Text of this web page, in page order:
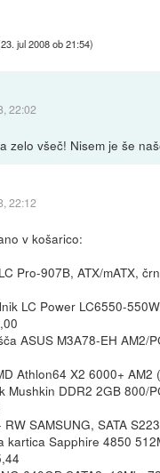
23. jul 2008 ob 21:54)
22:02
zelo všeč! Nisem je še
22:12
v košarico:
Pro-907B, ATX/mATX,
LC Power LC6550-
ASUS M3A78-EH AM2/
Athlon64 X2 6000+ AM2
Mushkin DDR2 2GB 800/
SAMSUNG, SATA
kartica Sapphire 4850